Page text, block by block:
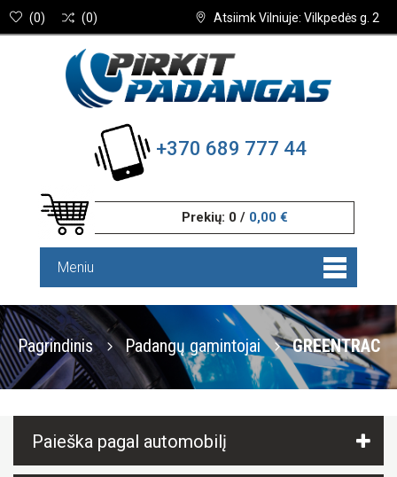
Atsiimk Vilniuje: Vilkpedės g. 2
(0) (0)
+370 689 777 44
Prekių: 0 / 0,00 €
Meniu
Pagrindinis Padangų gamintojai GREENTRAC
Paieška pagal automobilį